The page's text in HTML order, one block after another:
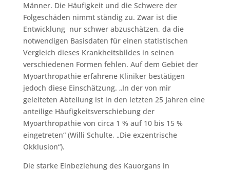
Männer. Die Häufigkeit und die Schwere der
Folgeschäden nimmt ständig zu. Zwar ist die
Entwicklung nur schwer abzuschätzen, da die
notwendigen Basisdaten für einen statistischen
Vergleich dieses Krankheitsbildes in seinen
verschiedenen Formen fehlen. Auf dem Gebiet der
Myoarthropathie erfahrene Kliniker bestätigen
jedoch diese Einschätzung. „In der von mir
geleiteten Abteilung ist in den letzten 25 Jahren eine
anteilige Häufigkeitsverschiebung der
Myoarthropathie von circa 1 % auf 10 bis 15 %
eingetreten“ (Willi Schulte, „Die exzentrische
Okklusion“).
Die starke Einbeziehung des Kauorgans in